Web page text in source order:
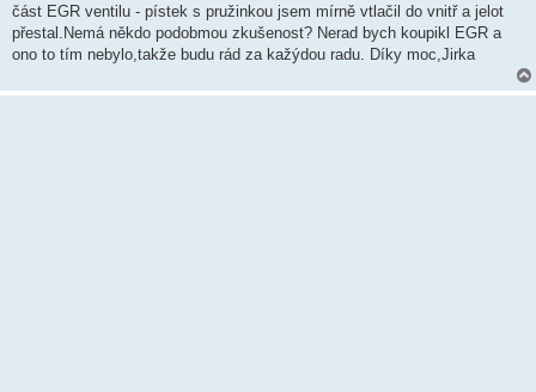
část EGR ventilu - pístek s pružinkou jsem mírně vtlačil do vnitř a jelot
přestal.Nemá někdo podobmou zkušenost? Nerad bych koupikl EGR a
ono to tím nebylo,takže budu rád za kažýdou radu. Díky moc,Jirka